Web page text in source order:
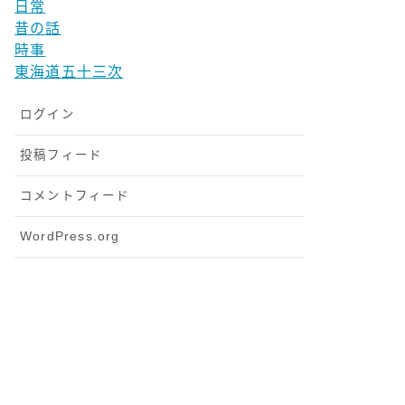
日常
昔の話
時事
東海道五十三次
ログイン
投稿フィード
コメントフィード
WordPress.org